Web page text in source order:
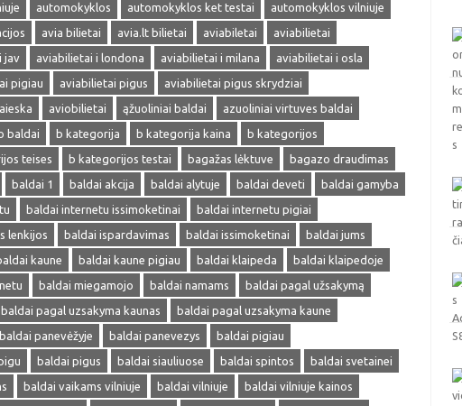
automokyklos automokyklos ket testai
automokyklos vilniuje
avia bilietai avia.lt bilietai aviabiletai
aviabilietai
jav aviabilietai i londona aviabilietai i milana
aviabilietai i osla
pigiau aviabilietai pigus
aviabilietai pigus skrydziai
aviobilietai ąžuoliniai baldai
azuoliniai virtuves baldai
baldai b kategorija b kategorija kaina
b kategorijos
teises b kategorijos testai bagažas lėktuve
bagazo draudimas
baldai 1 baldai akcija baldai alytuje baldai deveti
baldai gamyba
baldai internetu issimoketinai
baldai internetu pigiai
lenkijos baldai ispardavimas baldai issimoketinai
baldai jums
kaune baldai kaune pigiau baldai klaipeda
baldai klaipedoje
baldai miegamojo baldai namams
baldai pagal užsakymą
baldai pagal uzsakyma kaunas
baldai pagal uzsakyma kaune
baldai panevėžyje baldai panevezys
baldai pigiau
baldai pigus baldai siauliuose baldai spintos
baldai svetainei
baldai vaikams vilniuje baldai vilniuje
baldai vilniuje kainos